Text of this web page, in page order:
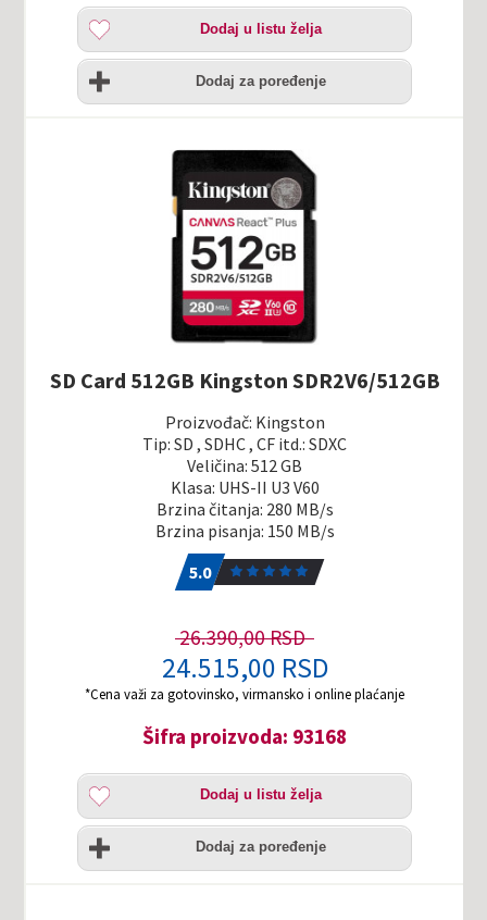
Dodaj
listu
želja
Dodaj u listu želja
Uporedi
Dodaj za poređenje
SD Card 512GB Kingston SDR2V6/512GB
Proizvođač: Kingston
Tip: SD , SDHC , CF itd.: SDXC
Veličina: 512 GB
Klasa: UHS-II U3 V60
Brzina čitanja: 280 MB/s
Brzina pisanja: 150 MB/s
5.0
26.390,00 RSD
24.515,00 RSD
*Cena važi za gotovinsko, virmansko i online plaćanje
Šifra proizvoda: 93168
Dodaj
listu
želja
Dodaj u listu želja
Uporedi
Dodaj za poređenje